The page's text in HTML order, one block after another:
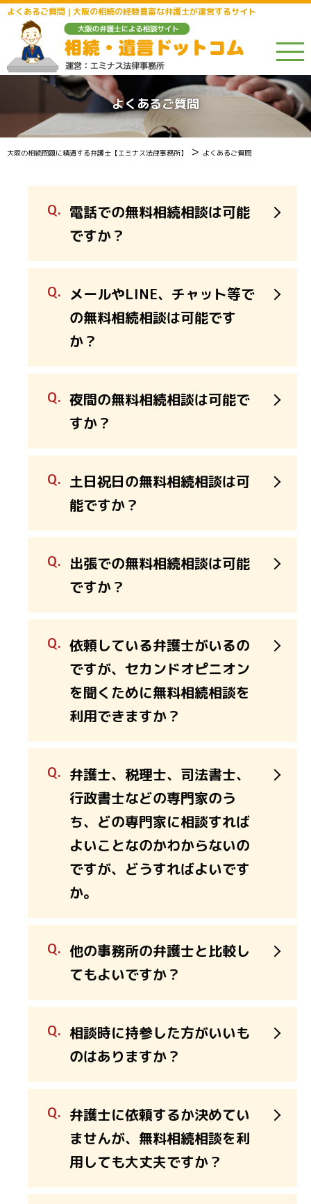
よくあるご質問 | 大阪の相続の経験豊富な弁護士が運営するサイト
よくあるご質問
大阪の相続問題に精通する弁護士【エミナス法律事務所】 > よくあるご質問
電話での無料相続相談は可能
ですか？
メールやLINE、チャット等で
の無料相続相談は可能です
か？
夜間の無料相続相談は可能で
すか？
土日祝日の無料相続相談は可
能ですか？
出張での無料相続相談は可能
ですか？
依頼している弁護士がいるの
ですが、セカンドオピニオン
を聞くために無料相続相談を
利用できますか？
弁護士、税理士、司法書士、
行政書士などの専門家のう
ち、どの専門家に相談すれば
よいことなのかわからないの
ですが、どうすればよいです
か。
他の事務所の弁護士と比較し
てもよいですか？
相談時に持参した方がいいも
のはありますか？
弁護士に依頼するか決めてい
ませんが、無料相続相談を利
用しても大丈夫ですか？